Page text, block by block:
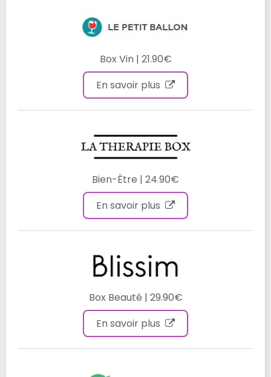
Box Vin | 21.90€
En savoir plus
Bien-Être | 24.90€
En savoir plus
Box Beauté | 29.90€
En savoir plus